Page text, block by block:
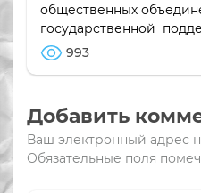
общественных
государственной
993
Добавить
Ваш электронный адрес
Обязательные поля